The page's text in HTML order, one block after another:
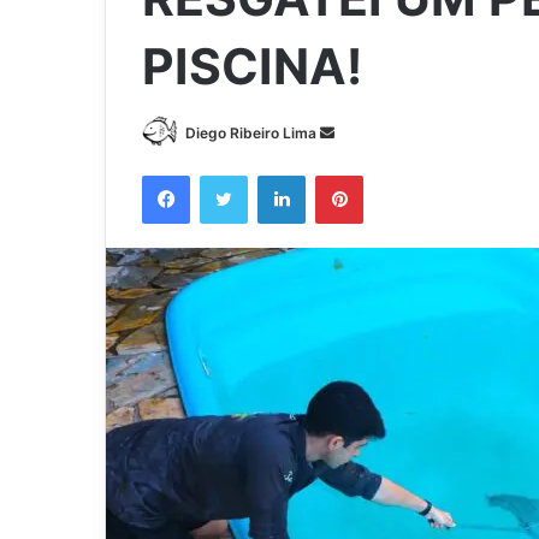
PISCINA!
Diego Ribeiro Lima
Mande
e-
FacebookTwitter LinkedinPinterest